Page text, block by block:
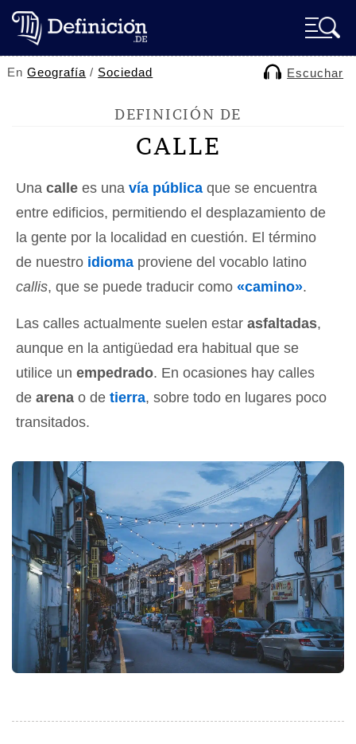
EnGeografía / Sociedad Escuchar
DEFINICIÓN DE
CALLE
Una calle es una vía pública que se encuentra
entre edificios, permitiendo el desplazamiento de
la gente por la localidad en cuestión. El término
de nuestro idioma proviene del vocablo latino
callis, que se puede traducir como «camino».
Las calles actualmente suelen estar asfaltadas,
aunque en la antigüedad era habitual que se
utilice un empedrado. En ocasiones hay calles
de arena o de tierra, sobre todo en lugares poco
transitados.